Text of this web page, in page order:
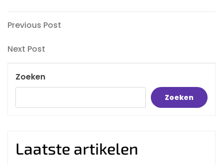
Bericht
navigatie
Previous
Previous Post
Next
Next Post
Zoeken
Zoeken
Laatste artikelen